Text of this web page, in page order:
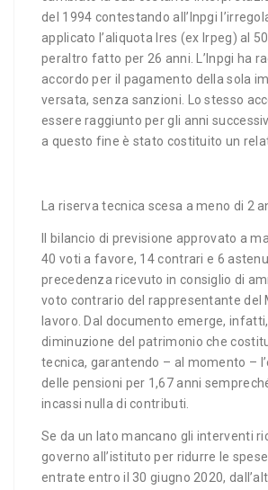
del 1994 contestando all’Inpgi
applicato l’aliquota Ires (ex Irpeg) al
peraltro fatto per 26 anni. L’Inpgi ha
accordo per il pagamento della sola
versata, senza sanzioni. Lo stesso
essere raggiunto per gli anni
a questo fine è stato costituito un
La riserva tecnica scesa a meno di 2
Il bilancio di previsione approvato a
40 voti a favore, 14 contrari e 6
precedenza ricevuto in consiglio di
voto contrario del rappresentante del
lavoro. Dal documento emerge,
diminuzione del patrimonio che
tecnica, garantendo – al momento –
delle pensioni per 1,67 anni
incassi nulla di contributi.
Se da un lato mancano gli interventi
governo all’istituto per ridurre le
entrate entro il 30 giugno 2020,